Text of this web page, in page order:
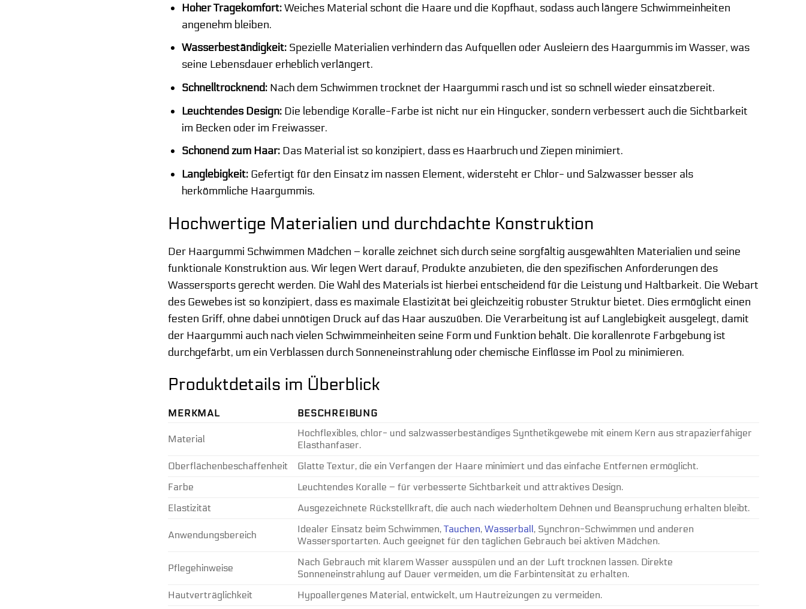
Hoher Tragekomfort:Weiches Material schont die Haare und die Kopfhaut, sodass auch längere Schwimmeinheiten
angenehm bleiben.
Wasserbeständigkeit: Spezielle Materialien verhindern das Aufquellen oder Ausleiern des Haargummis im Wasser, was
seine Lebensdauer erheblich verlängert.
Schnelltrocknend: Nach dem Schwimmen trocknet der Haargummi rasch und ist so schnell wieder einsatzbereit.
Leuchtendes Design: Die lebendige Koralle-Farbe ist nicht nur ein Hingucker, sondern verbessert auch die Sichtbarkeit
im Becken oder im Freiwasser.
Schonend zum Haar: Das Material ist so konzipiert, dass es Haarbruch und Ziepen minimiert.
Langlebigkeit: Gefertigt für den Einsatz im nassen Element, widersteht er Chlor- und Salzwasser besser als
herkömmliche Haargummis.
Hochwertige Materialien und durchdachte Konstruktion
Der Haargummi Schwimmen Mädchen – koralle zeichnet sich durch seine sorgfältig ausgewählten Materialien und seine
funktionale Konstruktion aus. Wir legen Wert darauf, Produkte anzubieten, die den spezifischen Anforderungen des
Wassersports gerecht werden. Die Wahl des Materials ist hierbei entscheidend für die Leistung und Haltbarkeit. Die Webart
des Gewebes ist so konzipiert, dass es maximale Elastizität bei gleichzeitig robuster Struktur bietet. Dies ermöglicht einen
festen Griff, ohne dabei unnötigen Druck auf das Haar auszuüben. Die Verarbeitung ist auf Langlebigkeit ausgelegt, damit
der Haargummi auch nach vielen Schwimmeinheiten seine Form und Funktion behält. Die korallenrote Farbgebung ist
durchgefärbt, um ein Verblassen durch Sonneneinstrahlung oder chemische Einflüsse im Pool zu minimieren.
Produktdetails im Überblick
MERKMAL BESCHREIBUNG
Material
Hochflexibles, chlor- und salzwasserbeständiges Synthetikgewebe mit einem Kern aus strapazierfähiger
Elasthanfaser.
Oberflächenbeschaffenheit
Glatte Textur, die ein Verfangen der Haare minimiert und das einfache Entfernen ermöglicht.
Farbe
Leuchtendes Koralle – für verbesserte Sichtbarkeit und attraktives Design.
Elastizität
Ausgezeichnete Rückstellkraft, die auch nach wiederholtem Dehnen und Beanspruchung erhalten bleibt.
Anwendungsbereich
Idealer Einsatz beim Schwimmen,Tauchen,Wasserball, Synchron-Schwimmen und anderen
Wassersportarten. Auch geeignet für den täglichen Gebrauch bei aktiven Mädchen.
Pflegehinweise
Nach Gebrauch mit klarem Wasser ausspülen und an der Luft trocknen lassen. Direkte
Sonneneinstrahlung auf Dauer vermeiden, um die Farbintensität zu erhalten.
Hautverträglichkeit
Hypoallergenes Material, entwickelt, um Hautreizungen zu vermeiden.